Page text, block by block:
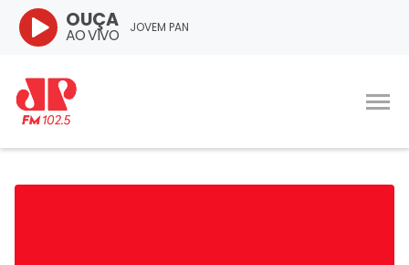
JOVEM PAN
OUÇA
AO VIVO